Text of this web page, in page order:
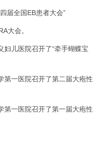
届全国EB患者大会”
大会。
妇儿医院召开了“牵手蝴蝶宝
第一医院召开了第二届大疱性
第一医院召开了第一届大疱性